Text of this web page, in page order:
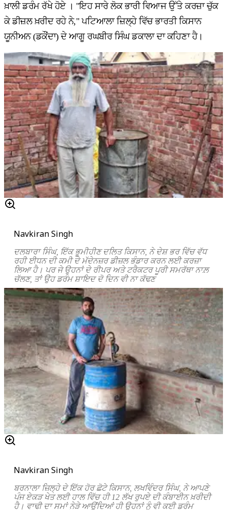
ਖ਼ਾਲੀ ਡਰੰਮ ਰੱਖੇ ਹੋਏ । "ਇਹ ਸਾਰੇ ਲੋਕ ਭਾਰੀ ਵਿਆਜ ਉੱਤੇ ਕਰਜ਼ਾ ਚੁੱਕ
ਕੇ ਡੀਜ਼ਲ ਖ਼ਰੀਦ ਰਹੇ ਨੇ," ਪਟਿਆਲਾ ਜ਼ਿਲ੍ਹੇ ਵਿੱਚ ਭਾਰਤੀ ਕਿਸਾਨ
ਯੂਨੀਅਨ (ਡਕੌਂਦਾ) ਦੇ ਆਗੂ ਰਘਬੀਰ ਸਿੰਘ ਡਕਾਲਾ ਦਾ ਕਹਿਣਾ ਹੈ।
Navkiran Singh
ਦਲਬਾਰਾ ਸਿੰਘ, ਇੱਕ ਭੂਮੀਹੀਣ ਦਲਿਤ ਕਿਸਾਨ, ਨੇ ਦੇਸ਼ ਭਰ ਵਿੱਚ ਵੱਧ
ਰਹੀ ਈਧਨ ਦੀ ਕਮੀ ਦੇ ਮੱਦੇਨਜ਼ਰ ਡੀਜ਼ਲ ਭੰਡਾਰ ਕਰਨ ਲਈ ਕਰਜ਼ਾ
ਲਿਆ ਹੈ। ਪਰ ਜੇ ਉਹਨਾਂ ਦੇ ਰੀਪਰ ਅਤੇ ਟਰੈਕਟਰ ਪੂਰੀ ਸਮਰੱਥਾ ਨਾਲ਼
ਚੱਲਣ, ਤਾਂ ਉਹ ਡਰੰਮ ਸ਼ਾਇਦ ਦੋ ਦਿਨ ਵੀ ਨਾ ਕੱਢਣ
Navkiran Singh
ਬਰਨਾਲਾ ਜ਼ਿਲ੍ਹੇ ਦੇ ਇੱਕ ਹੋਰ ਛੋਟੇ ਕਿਸਾਨ, ਲਖਵਿੰਦਰ ਸਿੰਘ, ਨੇ ਆਪਣੇ
ਪੰਜ ਏਕੜ ਖੇਤ ਲਈ ਹਾਲ ਵਿੱਚ ਹੀ 12 ਲੱਖ ਰੁਪਏ ਦੀ ਕੰਬਾਈਨ ਖ਼ਰੀਦੀ
ਹੈ। ਵਾਢੀ ਦਾ ਸਮਾਂ ਨੇੜੇ ਆਉਂਦਿਆਂ ਹੀ ਉਹਨਾਂ ਨੂੰ ਵੀ ਕਈ ਡਰੰਮ